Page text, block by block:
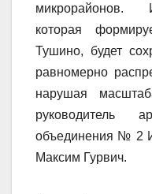
микрорайонов.
которая
Тушино, будет
равномерно
нарушая
руководитель
объединения № 2
Максим Гурвич.